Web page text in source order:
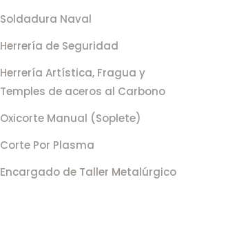
Soldadura Naval
Herrería de Seguridad
Herrería Artística, Fragua y
Temples de aceros al Carbono
Oxicorte Manual (Soplete)
Corte Por Plasma
Encargado de Taller Metalúrgico